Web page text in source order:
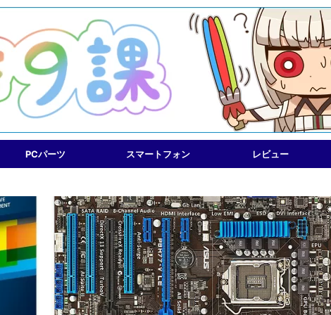
PCパーツ スマートフォン レビュー